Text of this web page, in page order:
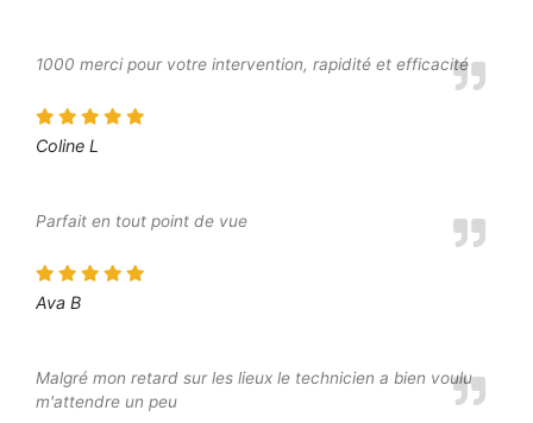
1000 merci pour votre intervention, rapidité et efficacité
Coline L
Parfait en tout point de vue
Ava B
Malgré mon retard sur les lieux le technicien a bien voulu
m'attendre un peu